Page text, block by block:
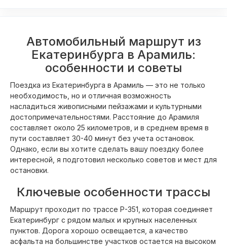
Автомобильный маршрут из
Екатеринбурга в Арамиль:
особенности и советы
Поездка из Екатеринбурга в Арамиль — это не только
необходимость, но и отличная возможность
насладиться живописными пейзажами и культурными
достопримечательностями. Расстояние до Арамиля
составляет около 25 километров, и в среднем время в
пути составляет 30-40 минут без учета остановок.
Однако, если вы хотите сделать вашу поездку более
интересной, я подготовил несколько советов и мест для
остановки.
Ключевые особенности трассы
Маршрут проходит по трассе Р-351, которая соединяет
Екатеринбург с рядом малых и крупных населенных
пунктов. Дорога хорошо освещается, а качество
асфальта на большинстве участков остается на высоком